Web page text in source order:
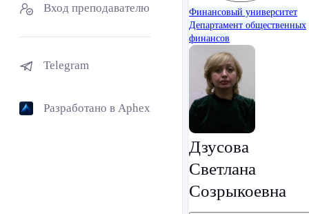
Вход преподавателю
Telegram
Разработано в Aphex
Финансовый университет
Департамент общественных
финансов
Дзусова
Светлана
Созрыкоевна